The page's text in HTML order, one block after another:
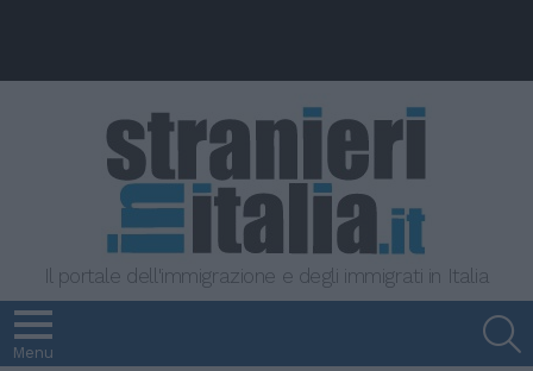
Il portale dell'immigrazione e degli immigrati in Italia
Menu